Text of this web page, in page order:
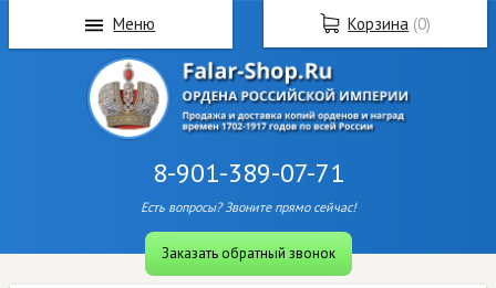
8-901-389-07-71
Есть вопросы? Звоните прямо сейчас!
Заказать обратный звонок
Корзина (0)
Меню